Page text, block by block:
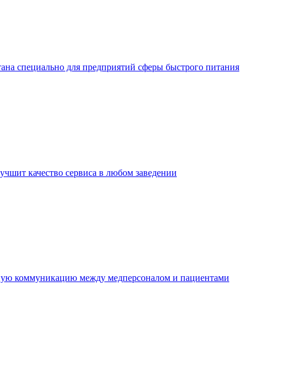
специально для предприятий сферы быстрого питания
качество сервиса в любом заведении
коммуникацию между медперсоналом и пациентами